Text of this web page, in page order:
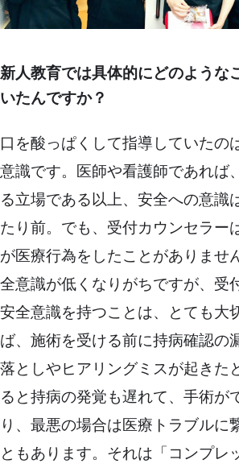
新人教育では具体的にどのような
いたんですか？
口を酸っぱくして指導していたの
意識です。医師や看護師であれば
る立場である以上、安全への意識
たり前。でも、受付カウンセラー
が医療行為をしたことがありませ
全意識が低くなりがちですが、受
安全意識を持つことは、とても大
ば、施術を受ける前に持病確認の
落としやヒアリングミスが起きた
ると持病の発覚も遅れて、手術が
り、最悪の場合は医療トラブルに
ともあります。それは「コンプレ